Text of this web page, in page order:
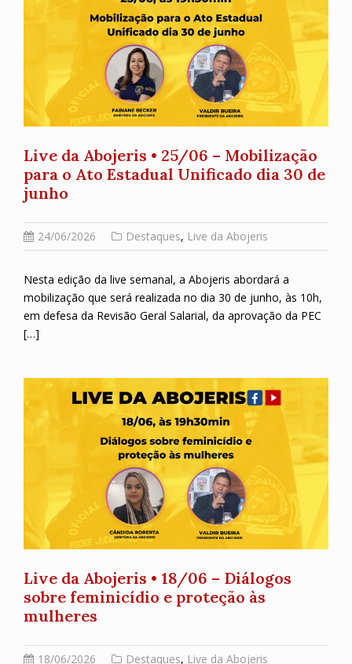
Live da Abojeris • 25/06 – Mobilização
para o Ato Estadual Unificado dia 30 de
junho
24/06/2026 Destaques, Live da Abojeris
Nesta edição da live semanal, a Abojeris abordará a
mobilização que será realizada no dia 30 de junho, às 10h,
em defesa da Revisão Geral Salarial, da aprovação da PEC
[…]
Live da Abojeris • 18/06 – Diálogos
sobre feminicídio e proteção às
mulheres
18/06/2026 Destaques, Live da Abojeris